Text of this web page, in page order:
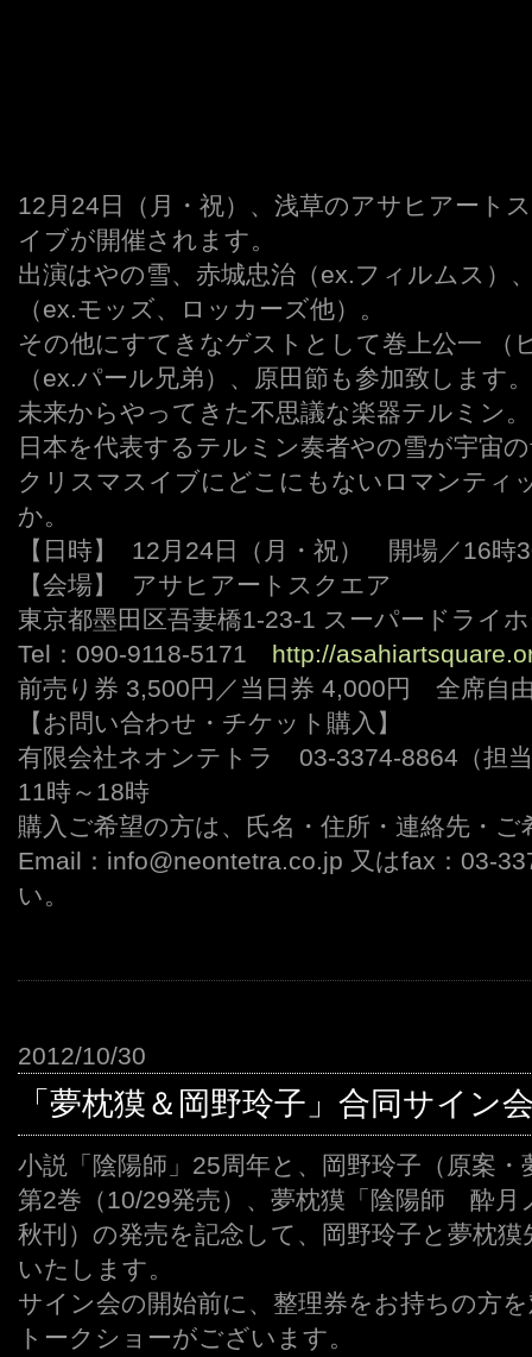
12月24日（月・祝）、浅草のアサヒアート
イブが開催されます。
出演はやの雪、赤城忠治（ex.フィルムス）
（ex.モッズ、ロッカーズ他）。
その他にすてきなゲストとして巻上公一 （
（ex.パール兄弟）、原田節も参加致します。
未来からやってきた不思議な楽器テルミン。
日本を代表するテルミン奏者やの雪が宇宙
クリスマスイブにどこにもないロマンティ
か。
【日時】 12月24日（月・祝） 開場／16
【会場】 アサヒアートスクエア
東京都墨田区吾妻橋1-23-1 スーパードライ
Tel：090-9118-5171 http://
前売り券 3,500円／当日券 4,000円 全席自
【お問い合わせ・チケット購入】
有限会社ネオンテトラ 03-3374-8864（担
11時～18時
購入ご希望の方は、氏名・住所・連絡先・
Email：info@neontetra.co.jp 又はfax：03-
い。
2012/10/30
「夢枕獏＆岡野玲子」合同サイン
小説「陰陽師」25周年と、岡野玲子（原案
第2巻（10/29発売）、夢枕獏「陰陽師 酔月
秋刊）の発売を記念して、岡野玲子と夢枕
いたします。
サイン会の開始前に、整理券をお持ちの方
トークショーがございます。